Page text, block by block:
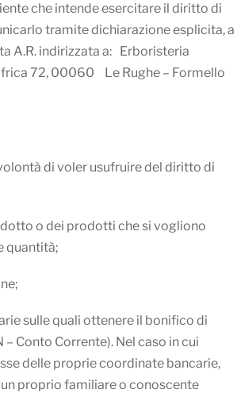
che intende esercitare il diritto di
tramite dichiarazione esplicita, a
A.R. indirizzata a: Erboristeria
72, 00060 Le Rughe – Formello
di voler usufruire del diritto di
o dei prodotti che si vogliono
quantità;
sulle quali ottenere il bonifico di
Conto Corrente). Nel caso in cui
delle proprie coordinate bancarie,
proprio familiare o conoscente